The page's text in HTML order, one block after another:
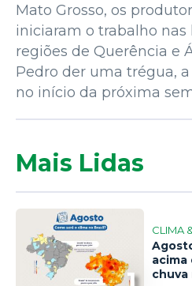
Mato Grosso, os
iniciaram o trabalho nas
regiões de Querência e
Pedro der uma trégua,
no início da próxima
Mais Lidas
CLIMA
acima
chuva